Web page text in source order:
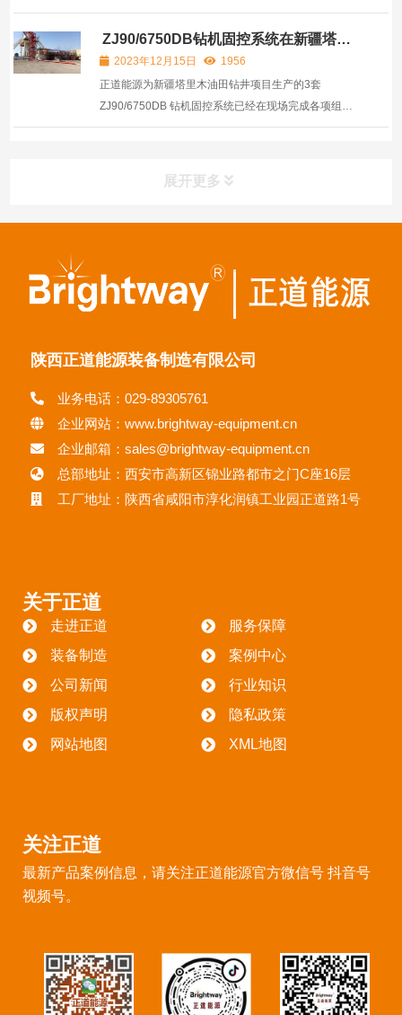
交付给伊拉克客户。​
ZJ90/6750DB钻机固控系统在新疆塔里
木油田钻井现场正式投入运营
2023年12月15日
1956
正道能源为新疆塔里木油田钻井项目生产的3套
ZJ90/6750DB 钻机固控系统已经在现场完成各项组装
调试，首套已在钻进现场正式投入运营。
展开更多
陕西正道能源装备制造有限公司
业务电话：029-89305761
企业网站：www.brightway-equipment.cn
企业邮箱：sales@brightway-equipment.cn
总部地址：西安市高新区锦业路都市之门C座16层
工厂地址：陕西省咸阳市淳化润镇工业园正道路1号
关于正道
走进正道
服务保障
装备制造
案例中心
公司新闻
行业知识
版权声明
隐私政策
网站地图
XML地图
关注正道
最新产品案例信息，请关注正道能源官方微信号 抖音号
视频号。